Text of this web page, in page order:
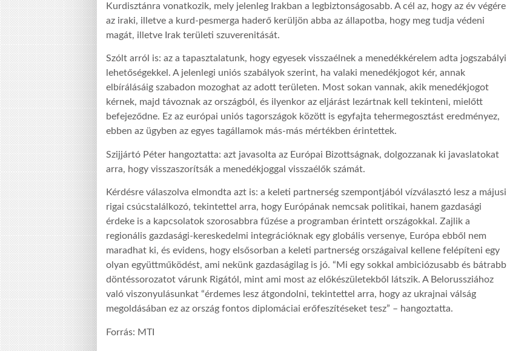
Kurdisztánra vonatkozik, mely jelenleg Irakban a legbiztonságosabb. A cél az, hogy az év végére
az iraki, illetve a kurd-pesmerga haderő kerüljön abba az állapotba, hogy meg tudja védeni
magát, illetve Irak területi szuverenitását.
Szólt arról is: az a tapasztalatunk, hogy egyesek visszaélnek a menedékkérelem adta jogszabályi
lehetőségekkel. A jelenlegi uniós szabályok szerint, ha valaki menedékjogot kér, annak
elbírálásáig szabadon mozoghat az adott területen. Most sokan vannak, akik menedékjogot
kérnek, majd távoznak az országból, és ilyenkor az eljárást lezártnak kell tekinteni, mielőtt
befejeződne. Ez az európai uniós tagországok között is egyfajta tehermegosztást eredményez,
ebben az ügyben az egyes tagállamok más-más mértékben érintettek.
Szijjártó Péter hangoztatta: azt javasolta az Európai Bizottságnak, dolgozzanak ki javaslatokat
arra, hogy visszaszorítsák a menedékjoggal visszaélők számát.
Kérdésre válaszolva elmondta azt is: a keleti partnerség szempontjából vízválasztó lesz a májusi
rigai csúcstalálkozó, tekintettel arra, hogy Európának nemcsak politikai, hanem gazdasági
érdeke is a kapcsolatok szorosabbra fűzése a programban érintett országokkal. Zajlik a
regionális gazdasági-kereskedelmi integrációknak egy globális versenye, Európa ebből nem
maradhat ki, és evidens, hogy elsősorban a keleti partnerség országaival kellene felépíteni egy
olyan együttműködést, ami nekünk gazdaságilag is jó. “Mi egy sokkal ambiciózusabb és bátrabb
döntéssorozatot várunk Rigától, mint ami most az előkészületekből látszik. A Belorussziához
való viszonyulásunkat “érdemes lesz átgondolni, tekintettel arra, hogy az ukrajnai válság
megoldásában ez az ország fontos diplomáciai erőfeszítéseket tesz” – hangoztatta.
Forrás: MTI